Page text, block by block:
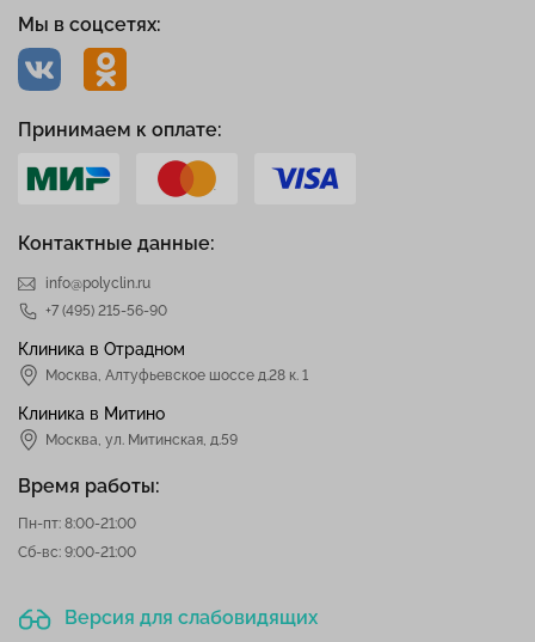
Контактные данные:
info@polyclin.ru
+7 (495) 215-56-90
Клиника в Отрадном
Москва Алтуфьевское шоссе д.28 к. 1
Клиника в Митино
Москва, ул. Митинская, д.59
Время работы:
Пн-пт: 8:00-21:00
Сб-вс: 9:00-21:00
Мы в соцсетях:
Версия для слабовидящих
Принимаем к оплате: